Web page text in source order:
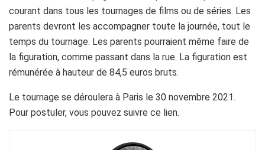
courant dans tous les tournages de films ou de séries. Les
parents devront les accompagner toute la journée, tout le
temps du tournage. Les parents pourraient même faire de
la figuration, comme passant dans la rue. La figuration est
rémunérée à hauteur de 84,5 euros bruts.
Le tournage se déroulera à Paris le 30 novembre 2021.
Pour postuler, vous pouvez suivre ce lien.